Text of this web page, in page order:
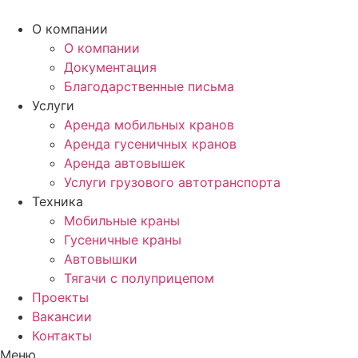
О компании
О компании
Документация
Благодарственные письма
Услуги
Аренда мобильных кранов
Аренда гусеничных кранов
Аренда автовышек
Услуги грузового автотранспорта
Техника
Мобильные краны
Гусеничные краны
Автовышки
Тягачи с полуприцепом
Проекты
Вакансии
Контакты
Меню